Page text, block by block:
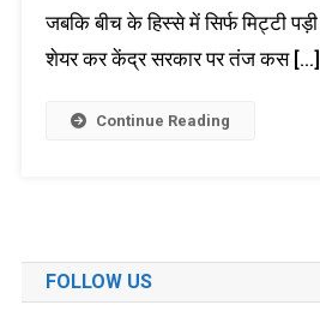
जबकि बीच के हिस्से में सिर्फ मिट्टी
शेयर कर केंद्र सरकार पर तंज कस […]
Continue Reading
FOLLOW US